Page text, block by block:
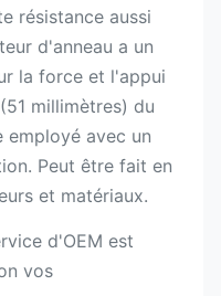
résistance aussi
d'anneau a un
la force et l'appui
millimètres) du
employé avec un
Peut être fait en
et matériaux.
d'OEM est
vos